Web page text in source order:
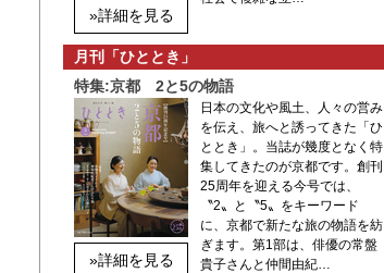
»詳細を見る
月刊「ひととき」
特集:京都 2と5の物語
»詳細を見る
日本の文化や風土、人々の営み
を伝え、旅へと誘ってきた「ひ
ととき」。当誌が幾度となく特
集してきたのが京都です。創刊
25周年を迎える今号では、
〝2〟と〝5〟をキーワード
に、京都で新たな旅の物語を紡
ぎます。第1部は、俳優の常盤
貴子さんと仲間由紀…